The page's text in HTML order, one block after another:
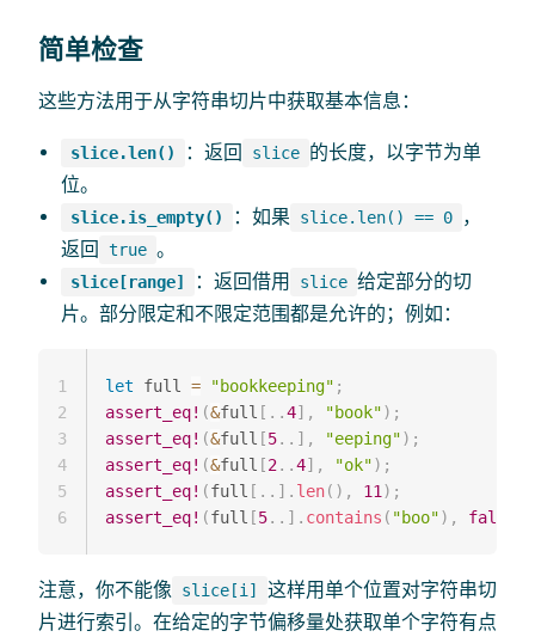
简单检查
这些方法用于从字符串切片中获取基本信息：
slice.len() ：返回 slice 的长度，以字节为单
位。
slice.is_empty() ：如果 slice.len() == 0
，
返回
true 。
slice[range] ：返回借用 slice 给定部分的切
片。部分限定和不限定范围都是允许的；例如：
let full = "bookkeeping" ;
assert_eq! (&full [ ..4] , "book") ;
assert_eq! (&full [5.. ] , "eeping") ;
assert_eq! (&full [2..4] , "ok") ;
assert_eq! (full [ .. ] . len( ) , 11) ;
assert_eq! (full [5.. ] . contains ( "boo") , false
1
2
3
4
5
6
注意，你不能像 slice[i]
这样用单个位置对字符串切
片进行索引。在给定的字节偏移量处获取单个字符有点